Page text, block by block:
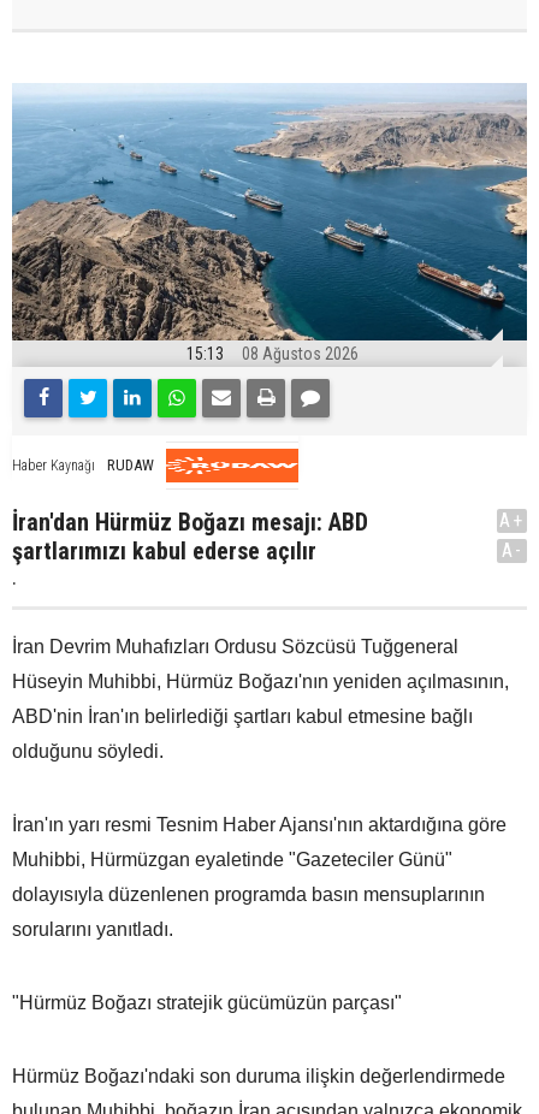
15:13 08 Ağustos 2026
Haber Kaynağı RUDAW
İran'dan Hürmüz Boğazı mesajı: ABD
şartlarımızı kabul ederse açılır
.
A+
A-
İran Devrim Muhafızları Ordusu Sözcüsü Tuğgeneral
Hüseyin Muhibbi, Hürmüz Boğazı'nın yeniden açılmasının,
ABD'nin İran'ın belirlediği şartları kabul etmesine bağlı
olduğunu söyledi.
İran'ın yarı resmi Tesnim Haber Ajansı'nın aktardığına göre
Muhibbi, Hürmüzgan eyaletinde "Gazeteciler Günü"
dolayısıyla düzenlenen programda basın mensuplarının
sorularını yanıtladı.
"Hürmüz Boğazı stratejik gücümüzün parçası"
Hürmüz Boğazı'ndaki son duruma ilişkin değerlendirmede